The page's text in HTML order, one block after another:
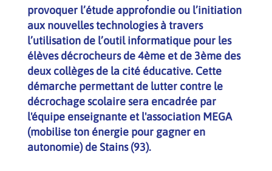
provoquer l’étude approfondie ou l’initiation
aux nouvelles technologies à travers
l’utilisation de l’outil informatique pour les
élèves décrocheurs de 4ème et de 3ème des
deux collèges de la cité éducative. Cette
démarche permettant de lutter contre le
décrochage scolaire sera encadrée par
l'équipe enseignante et l'association MEGA
(mobilise ton énergie pour gagner en
autonomie) de Stains (93).